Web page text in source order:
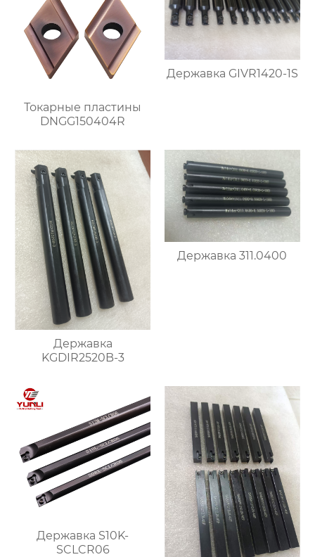
Токарные пластины
DNGG150404R
Державка GIVR1420-1S
Державка
KGDIR2520B-3
Державка 311.0400
Державка S10K-
SCLCR06